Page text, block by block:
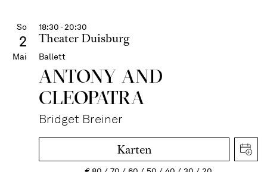
So
2
Mai
18:30 - 20:30
Theater Duisburg
Ballett
ANTONY AND
CLEOPATRA
Bridget Breiner
Karten